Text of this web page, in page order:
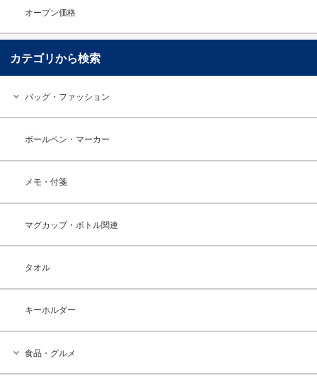
オープン価格
カテゴリから検索
バッグ・ファッション
ボールペン・マーカー
メモ・付箋
マグカップ・ボトル関連
タオル
キーホルダー
食品・グルメ